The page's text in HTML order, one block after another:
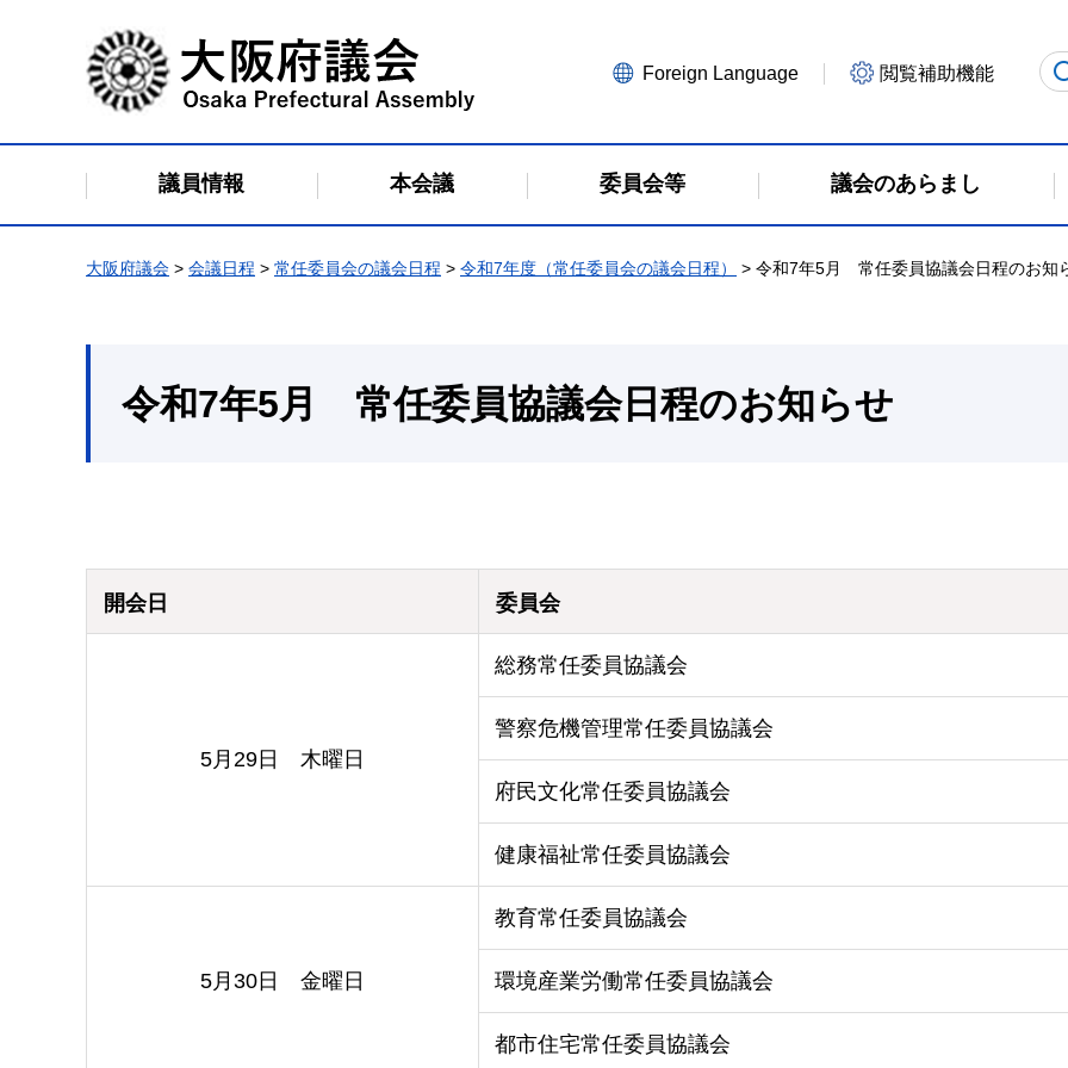
大阪府議会
Foreign Language 閲覧補助機能
議員情報 本会議 委員会等 議会のあらまし
大阪府議会 > 会議日程 > 常任委員会の議会日程 > 令和7年度（常任委員会の議会日程） > 令和7年5月 常任委員協議会日程のお知
令和7年5月 常任委員協議会日程のお知らせ
開会日 委員会
5月29日 木曜日
総務常任委員協議会
警察危機管理常任委員協議会
府民文化常任委員協議会
健康福祉常任委員協議会
5月30日 金曜日
教育常任委員協議会
環境産業労働常任委員協議会
都市住宅常任委員協議会